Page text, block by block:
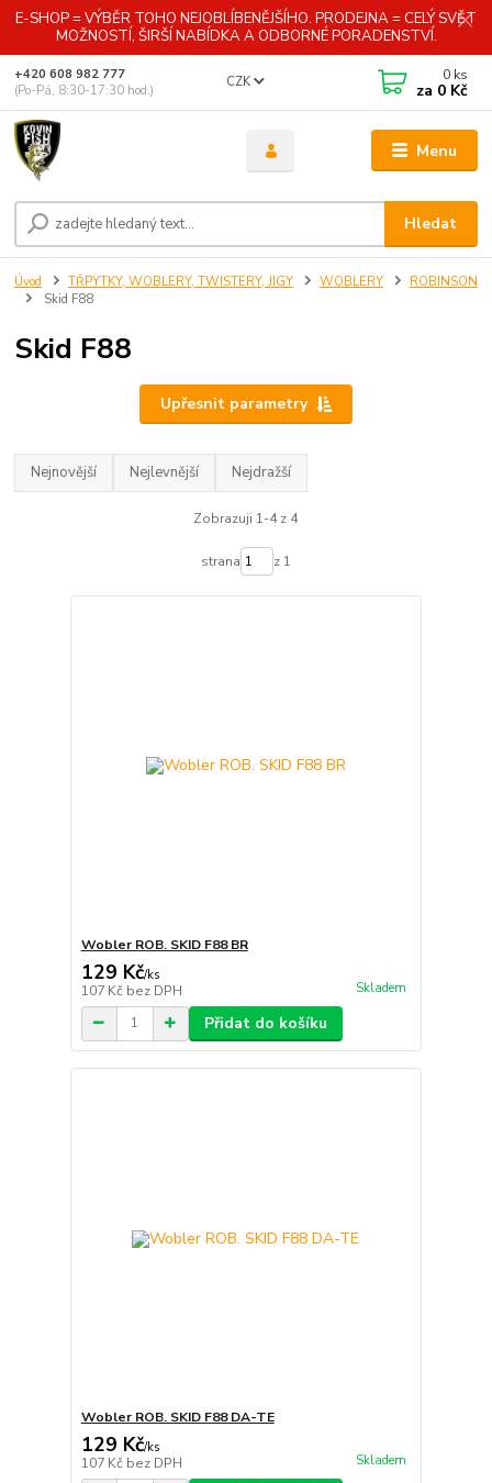
E-SHOP = VÝBĚR TOHO NEJOBLÍBENĚJŠÍHO. PRODEJNA = CELÝ SVĚT
MOŽNOSTÍ, ŠIRŠÍ NABÍDKA A ODBORNÉ PORADENSTVÍ.
Menu
CZK
Hledat
+420 608 982 777
(Po-Pá, 8:30-17:30 hod.)
0 ks
za 0 Kč
Úvod TŘPYTKY, WOBLERY, TWISTERY, JIGY WOBLERY
ROBINSON
Skid F88
Skid F88
Upřesnit parametry
Nejnovější Nejlevnější Nejdražší
Zobrazuji 1-4 z 4
strana z 1
Wobler ROB. SKID F88 BR
129 Kč/ks
107 Kč bez DPH Skladem
Přidat do košíku
Wobler ROB. SKID F88 DA-TE
129 Kč/ks
107 Kč bez DPH Skladem